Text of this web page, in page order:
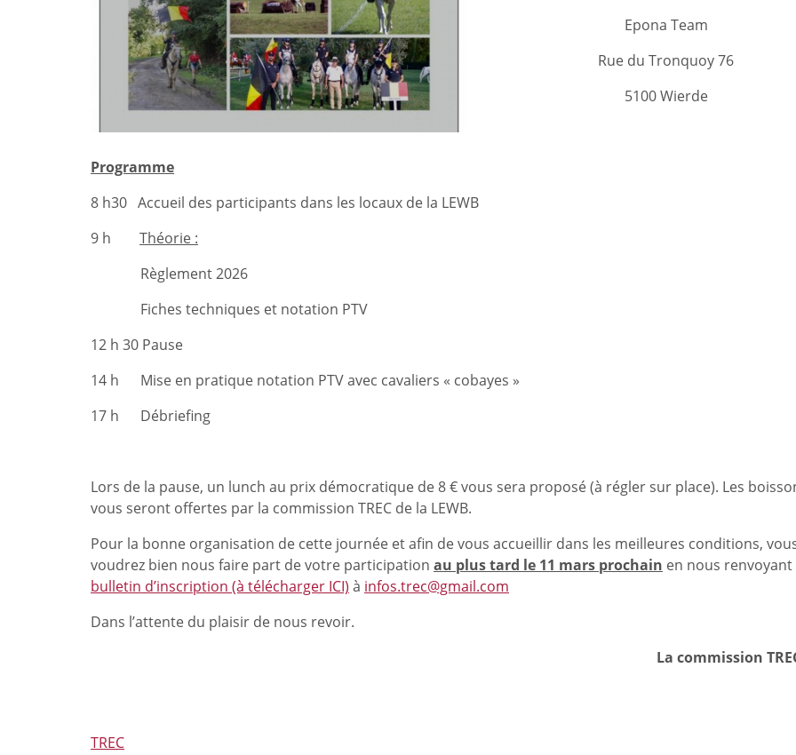
Epona Team
Rue du Tronquoy 76
5100 Wierde
Programme
8 h30 Accueil des participants dans les locaux de la LEWB
9 h Théorie :
Règlement 2026
Fiches techniques et notation PTV
12 h 30 Pause
14 h Mise en pratique notation PTV avec cavaliers « cobayes »
17 h Débriefing
Lors de la pause, un lunch au prix démocratique de 8 € vous sera proposé (à régler sur place). Les
vous seront offertes par la commission TREC de la LEWB.
Pour la bonne organisation de cette journée et afin de vous accueillir dans les meilleures conditions,
voudrez bien nous faire part de votre participation au plus tard le 11 mars prochain en nous renvoyant
bulletin d’inscription (à télécharger ICI) à infos.trec@gmail.com
Dans l’attente du plaisir de nous revoir.
La commission
TREC